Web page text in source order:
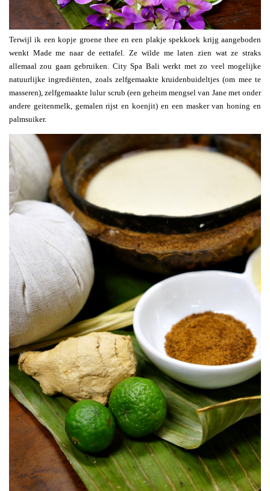
Terwijl ik een kopje groene thee en een plakje spekkoek krijg aangeboden
wenkt Made me naar de eettafel. Ze wilde me laten zien wat ze straks
allemaal zou gaan gebruiken. City Spa Bali werkt met zo veel mogelijke
natuurlijke ingrediënten, zoals zelfgemaakte kruidenbuideltjes (om mee te
masseren), zelfgemaakte lulur scrub (een geheim mengsel van Jane met onder
andere geitenmelk, gemalen rijst en koenjit) en een masker van honing en
palmsuiker.